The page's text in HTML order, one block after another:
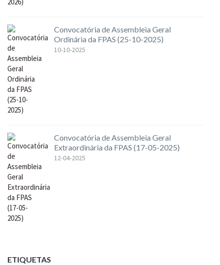
Convocatória de Assembleia Geral
Ordinária da FPAS (25-10-2025)
10-10-2025
Convocatória de Assembleia Geral
Extraordinária da FPAS (17-05-2025)
12-04-2025
ETIQUETAS